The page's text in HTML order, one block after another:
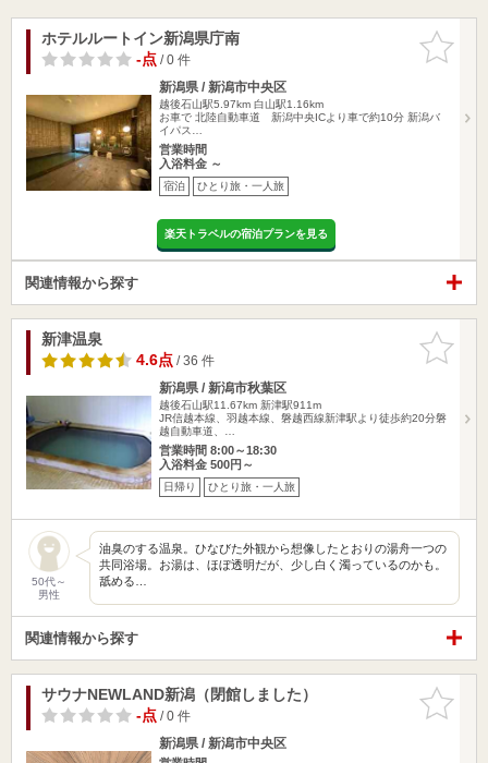
お気に入
りに追加
ホテルルートイン新潟県庁南
-点/ 0 件
新潟県 / 新潟市中央区
越後石山駅5.97km 白山駅1.16km
お車で 北陸自動車道 新潟中央ICより車で約10分 新潟バ
イパス…
営業時間
入浴料金 ～
宿泊 ひとり旅・一人旅
楽天トラベルの宿泊プランを見る
関連情報から探す
お気に入
りに追加
新津温泉
4.6点/ 36 件
新潟県 / 新潟市秋葉区
越後石山駅11.67km 新津駅911m
JR信越本線、羽越本線、磐越西線新津駅より徒歩約20分磐
越自動車道、…
営業時間 8:00～18:30
入浴料金 500円～
日帰り ひとり旅・一人旅
50代～
男性
油臭のする温泉。ひなびた外観から想像したとおりの湯舟一つの
共同浴場。お湯は、ほぼ透明だが、少し白く濁っているのかも。
舐める…
関連情報から探す
お気に入
りに追加
サウナNEWLAND新潟（閉館しました）
-点/ 0 件
新潟県 / 新潟市中央区